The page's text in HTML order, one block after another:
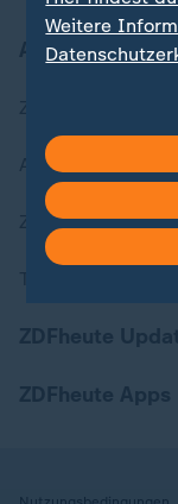
Aktuell bei
Aktuelle
ZDFheute Stories
Weitere